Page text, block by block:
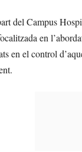
del Campus
en
en el control